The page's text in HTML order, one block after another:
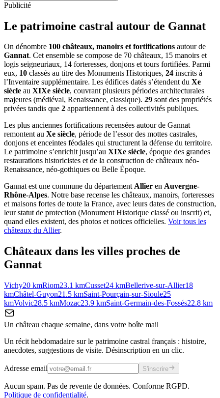
Publicité
Le patrimoine castral autour de Gannat
On dénombre 100 châteaux, manoirs et fortifications autour de
Gannat. Cet ensemble se compose de 70 châteaux, 15 manoirs et
logis seigneuriaux, 14 forteresses, donjons et tours fortifiées. Parmi
eux, 10 classés au titre des Monuments Historiques, 24 inscrits à
l’Inventaire supplémentaire. Les édifices datés s’étendent du Xe
siècle au XIXe siècle, couvrant plusieurs périodes architecturales
majeures (médiéval, Renaissance, classique). 29 sont des propriétés
privées tandis que 2 appartiennent à des collectivités publiques.
Les plus anciennes fortifications recensées autour de Gannat
remontent au Xe siècle, période de l’essor des mottes castrales,
donjons et enceintes féodales qui structurent la défense du territoire.
Le patrimoine s’enrichit jusqu’au XIXe siècle, époque des grandes
restaurations historicistes et de la construction de châteaux néo-
Renaissance, néo-gothiques ou Belle Époque.
Gannatest une commune du départementAllier en Auvergne-
Rhône-Alpes. Notre base recense les châteaux, manoirs, forteresses
et maisons fortes de toute la France, avec leurs dates de construction,
leur statut de protection (Monument Historique classé ou inscrit) et,
quand elles existent, des photos et notices officielles. Voir tous les
châteaux duAllier.
Châteaux dans les villes proches de
Gannat
Vichy20 kmRiom23.1 kmCusset24 kmBellerive-sur-Allier18
kmChâtel-Guyon21.5 kmSaint-Pourçain-sur-Sioule25
kmVolvic28.5 kmMozac23.9 kmSaint-Germain-des-Fossés22.8 km
Un château chaque semaine, dans votre boîte mail
Un récit hebdomadaire sur le patrimoine castral français : histoire,
anecdotes, suggestions de visite. Désinscription en un clic.
Adresse email S'inscrire
Aucun spam. Pas de revente de données. Conforme RGPD.
Politique de confidentialité.